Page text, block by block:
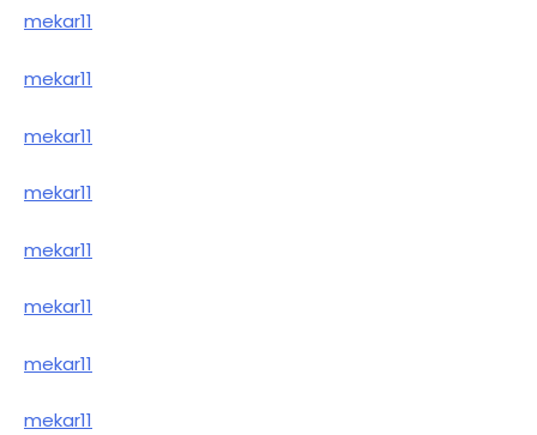
mekar11
mekar11
mekar11
mekar11
mekar11
mekar11
mekar11
mekar11